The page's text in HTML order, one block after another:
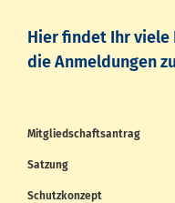
Hier findet Ihr
die Anmeldungen
Mitgliedschaftsantrag
Satzung
Schutzkonzept